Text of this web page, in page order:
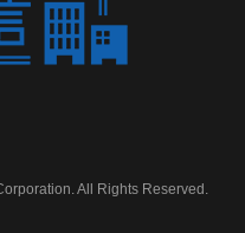
All Rights Reserved.